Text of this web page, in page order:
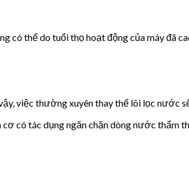
có thể do tuổi thọ hoạt động của máy đã
việc thường xuyên thay thế lõi lọc nước
cơ có tác dụng ngăn chặn dòng nước thẩm